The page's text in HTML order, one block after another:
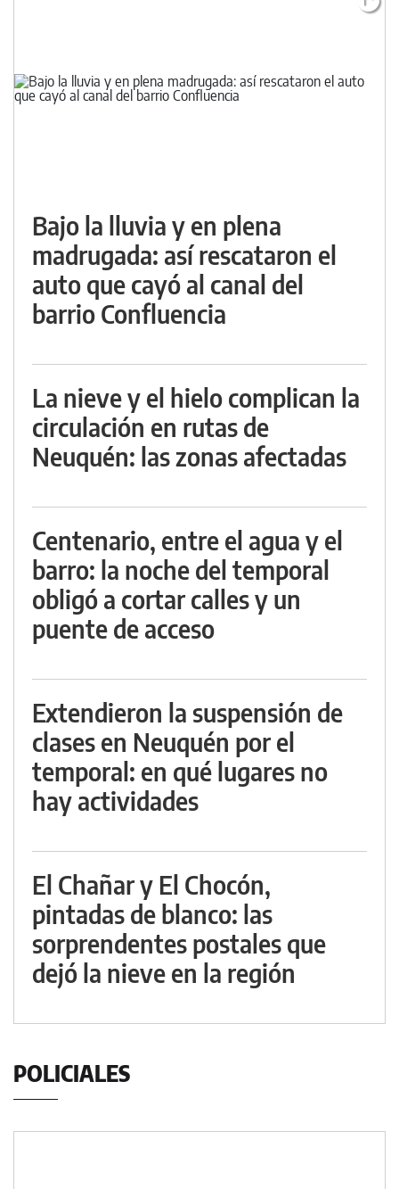
Bajo la lluvia y en plena
madrugada: así rescataron el
auto que cayó al canal del
barrio Confluencia
La nieve y el hielo complican la
circulación en rutas de
Neuquén: las zonas afectadas
Centenario, entre el agua y el
barro: la noche del temporal
obligó a cortar calles y un
puente de acceso
Extendieron la suspensión de
clases en Neuquén por el
temporal: en qué lugares no
hay actividades
El Chañar y El Chocón,
pintadas de blanco: las
sorprendentes postales que
dejó la nieve en la región
POLICIALES